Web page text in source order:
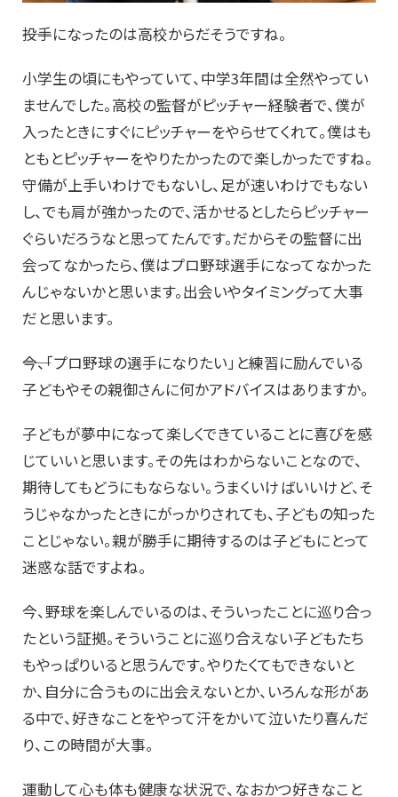
――投手になったのは高校からだそうですね。
小学生の頃にもやっていて、中学3年間は全然やってい
ませんでした。高校の監督がピッチャー経験者で、僕が
入ったときにすぐにピッチャーをやらせてくれて。僕はも
ともとピッチャーをやりたかったので楽しかったですね。
守備が上手いわけでもないし、足が速いわけでもない
し、でも肩が強かったので、活かせるとしたらピッチャー
ぐらいだろうなと思ってたんです。だからその監督に出
会ってなかったら、僕はプロ野球選手になってなかった
んじゃないかと思います。出会いやタイミングって大事
だと思います。
――今、「プロ野球の選手になりたい」と練習に励んでいる
子どもやその親御さんに何かアドバイスはありますか。
子どもが夢中になって楽しくできていることに喜びを感
じていいと思います。その先はわからないことなので、
期待してもどうにもならない。うまくいけばいいけど、そ
うじゃなかったときにがっかりされても、子どもの知った
ことじゃない。親が勝手に期待するのは子どもにとって
迷惑な話ですよね。
今、野球を楽しんでいるのは、そういったことに巡り合っ
たという証拠。そういうことに巡り合えない子どもたち
もやっぱりいると思うんです。やりたくてもできないと
か、自分に合うものに出会えないとか、いろんな形があ
る中で、好きなことをやって汗をかいて泣いたり喜んだ
り、この時間が大事。
運動して心も体も健康な状況で、なおかつ好きなこと